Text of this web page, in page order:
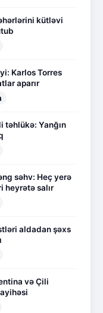
kütləvi
Karlos Torres
aparır
təhlükə: Yanğın
səhv: Heç yerə
heyrətə salır
aldadan şəxs
və Çili